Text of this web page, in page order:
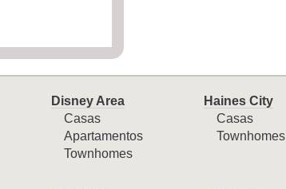
Disney Area
Casas
Apartamentos
Townhomes
Haines City
Casas
Townhomes